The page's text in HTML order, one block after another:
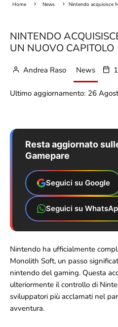
Home News Nintendo acquisisce
NINTENDO
UN NUOVO CAPITOLO
Andrea Raso News
Ultimo aggiornamento: 26
Resta aggiornato
Gamepare
Seguici su Google
Seguici su
Nintendo ha ufficialmente
Monolith Soft, un passo
nintendo del gaming. Questa
ulteriormente il controllo di
sviluppatori più acclamati nel
avventura.